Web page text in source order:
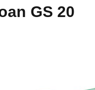
GS 20